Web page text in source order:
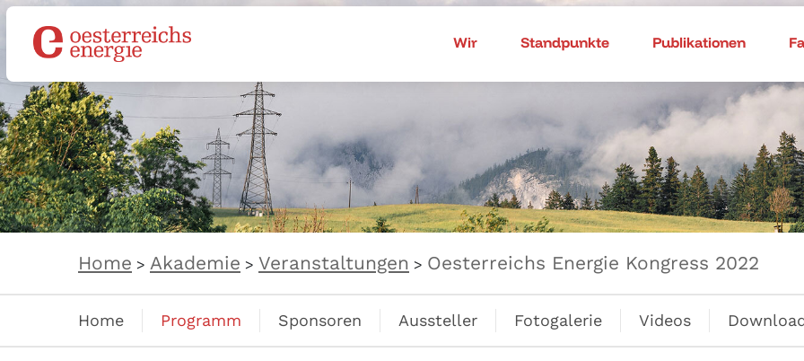
Wir Standpunkte Publikationen
Home > Akademie > Veranstaltungen > Oesterreichs Energie Kongress 2022
Home Programm Sponsoren Aussteller Fotogalerie Videos